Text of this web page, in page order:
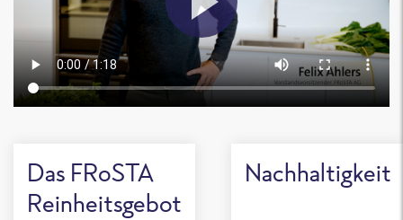
Das FRoSTA
Reinheitsgebot
Nachhaltigkeit